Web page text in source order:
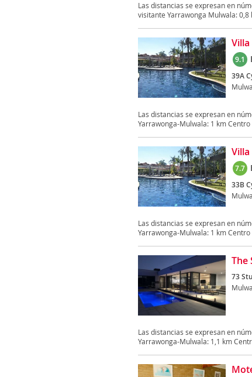
Las distancias se expresan en
visitante Yarrawonga Mulwala: 0,8
9.1
39A
Las distancias se expresan en
Yarrawonga-Mulwala: 1 km
7.7
33B
Las distancias se expresan en
Yarrawonga-Mulwala: 1 km
The
73
Las distancias se expresan en
Yarrawonga-Mulwala: 1,1 km